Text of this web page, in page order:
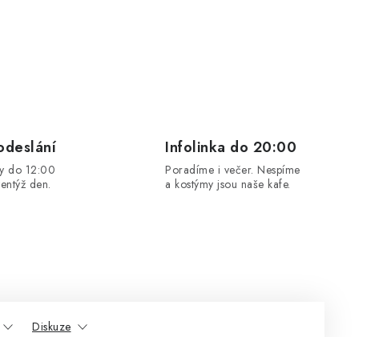
do 12:00
den.
Infolinka do 20:00
Poradíme i večer. Nespíme
a kostýmy jsou naše kafe.
Diskuze